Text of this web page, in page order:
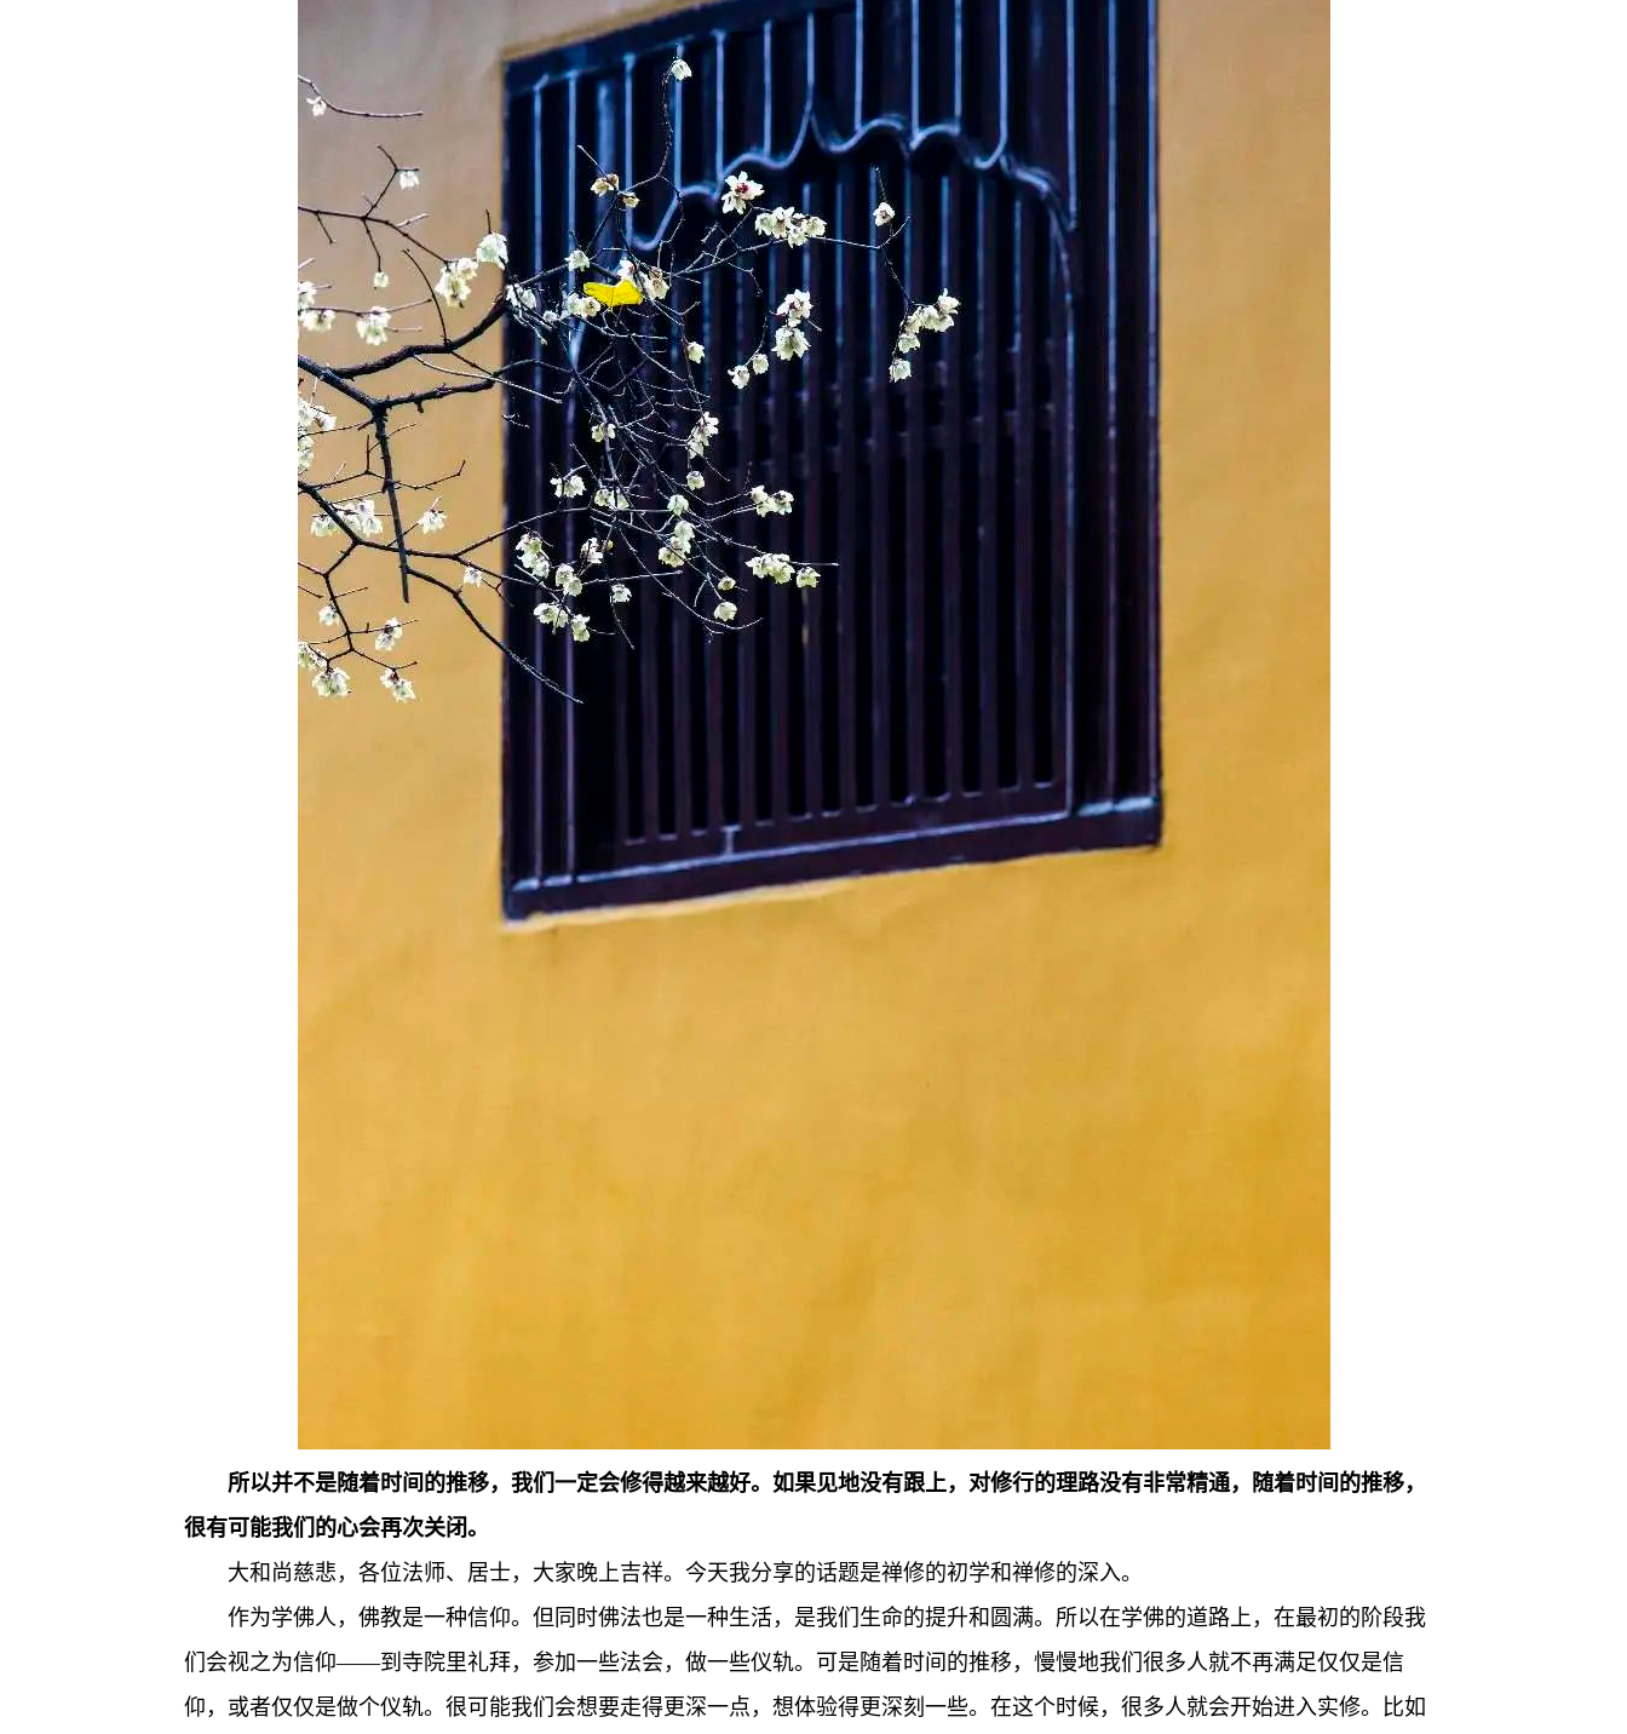
所以并不是随着时间的推移，我们一定会修得越来越好。如果见地没有跟上，对修行的理路没有非常精通，随着时间的推移，
很有可能我们的心会再次关闭。
大和尚慈悲，各位法师、居士，大家晚上吉祥。今天我分享的话题是禅修的初学和禅修的深入。
作为学佛人，佛教是一种信仰。但同时佛法也是一种生活，是我们生命的提升和圆满。所以在学佛的道路上，在最初的阶段我
们会视之为信仰——到寺院里礼拜，参加一些法会，做一些仪轨。可是随着时间的推移，慢慢地我们很多人就不再满足仅仅是信
仰，或者仅仅是做个仪轨。很可能我们会想要走得更深一点，想体验得更深刻一些。在这个时候，很多人就会开始进入实修。比如